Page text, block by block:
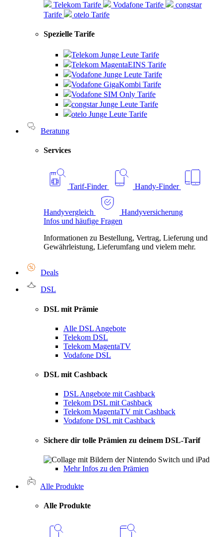
Telekom Tarife Vodafone Tarife
congstar
Tarife
otelo Tarife
Spezielle Tarife
Telekom Junge Leute Tarife
Telekom MagentaEINS Tarife
Vodafone Junge Leute Tarife
Vodafone GigaKombi Tarife
Vodafone SIM Only Tarife
congstar Junge Leute Tarife
otelo Junge Leute Tarife
Beratung
Services
Tarif-Finder Handy-Finder
Handyvergleich
Handyversicherung
Infos und häufige Fragen
Informationen zu Bestellung, Vertrag, Lieferung und
Gewährleistung, Lieferumfang und vielem mehr.
Deals
DSL
DSL mit Prämie
Alle DSL Angebote
Telekom DSL
Telekom MagentaTV
Vodafone DSL
DSL mit Cashback
DSL Angebote mit Cashback
Telekom DSL mit Cashback
Telekom MagentaTV mit Cashback
Vodafone DSL mit Cashback
Sichere dir tolle Prämien zu deinem DSL-Tarif
Mehr Infos zu den Prämien
Alle Produkte
Alle Produkte